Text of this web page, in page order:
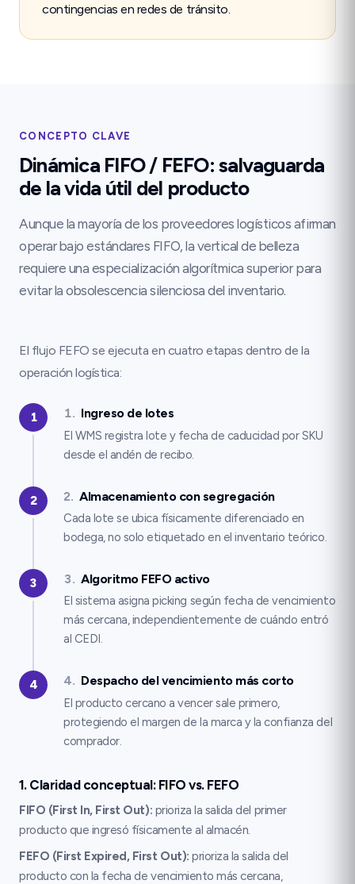
contingencias en redes de tránsito.
CONCEPTO CLAVE
Dinámica FIFO / FEFO: salvaguarda
de la vida útil del producto
Aunque la mayoría de los proveedores logísticos afirman
operar bajo estándares FIFO, la vertical de belleza
requiere una especialización algorítmica superior para
evitar la obsolescencia silenciosa del inventario.
El flujo FEFO se ejecuta en cuatro etapas dentro de la
operación logística:
1 1. Ingreso de lotes
El WMS registra lote y fecha de caducidad por SKU
desde el andén de recibo.
2 2. Almacenamiento con segregación
Cada lote se ubica físicamente diferenciado en
bodega, no solo etiquetado en el inventario teórico.
3 3. Algoritmo FEFO activo
El sistema asigna picking según fecha de vencimiento
más cercana, independientemente de cuándo entró
al CEDI.
4 4. Despacho del vencimiento más corto
El producto cercano a vencer sale primero,
protegiendo el margen de la marca y la confianza del
comprador.
1. Claridad conceptual: FIFO vs. FEFO
FIFO (First In, First Out): prioriza la salida del primer
producto que ingresó físicamente al almacén.
FEFO (First Expired, First Out): prioriza la salida del
producto con la fecha de vencimiento más cercana,